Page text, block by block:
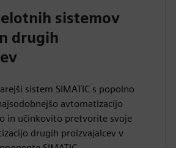
sistemov
drugih
sistem SIMATIC s popolno
avtomatizacijo
in učinkovito pretvorite svoje
drugih proizvajalcev v